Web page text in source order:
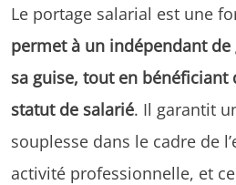
Le portage salarial est une
permet à un indépendant
sa guise, tout en bénéficiant
statut de salarié. Il garantit
souplesse dans le cadre de
activité professionnelle, et